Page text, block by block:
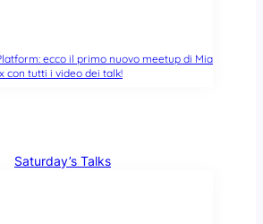
ecco il primo nuovo meetup di Mia
con tutti i video dei talk!
Saturday’s Talks